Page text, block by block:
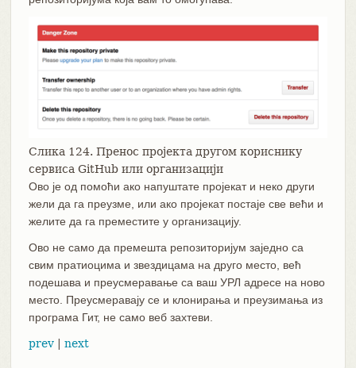
Слика 124. Пренос пројекта другом кориснику
сервиса GitHub или организацији
Ово је од помоћи ако напуштате пројекат и неко други
жели да га преузме, или ако пројекат постаје све већи и
желите да га преместите у организацију.
Ово не само да премешта репозиторијум заједно са
свим пратиоцима и звездицама на друго место, већ
подешава и преусмеравање са ваш УРЛ адресе на ново
место. Преусмеравају се и клонирања и преузимања из
програма Гит, не само веб захтеви.
prev| next